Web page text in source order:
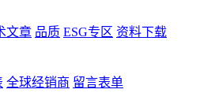
文章 品质 ESG专区 资料下载
全球经销商 留言表单